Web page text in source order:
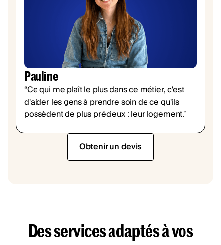
Pauline
“Ce qui me plaît le plus dans ce métier, c'est
d'aider les gens à prendre soin de ce qu'ils
possèdent de plus précieux : leur logement.”
Obtenir un devis
Des services adaptés à vos